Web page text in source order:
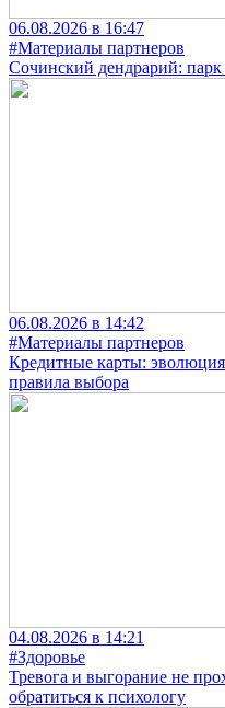
06.08.2026 в 16:47
#Материалы партнеров
Сочинский дендрарий: парк
06.08.2026 в 14:42
#Материалы партнеров
Кредитные карты:
правила выбора
04.08.2026 в 14:21
#Здоровье
Тревога и выгорание не
обратиться к психологу